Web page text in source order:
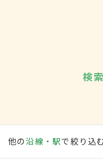
検
他の沿線・駅で絞り込